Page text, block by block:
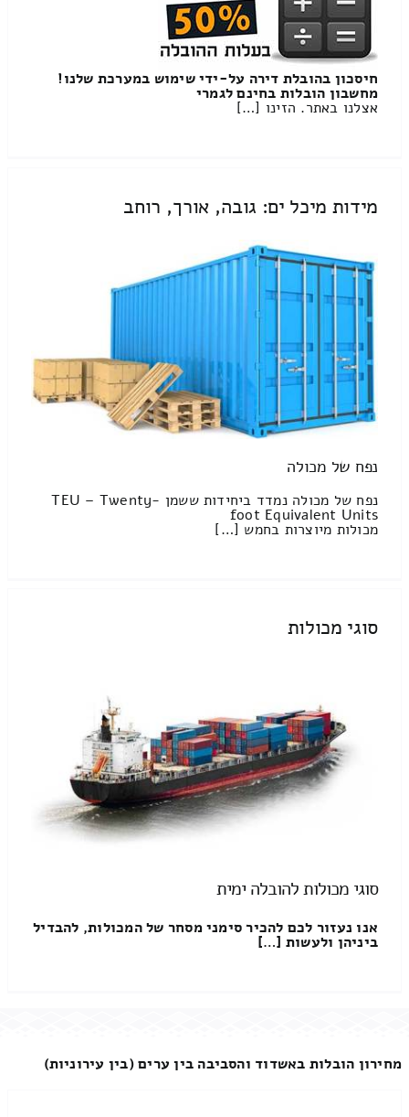
חיסכון בהובלת דירה על-ידי שימוש במערכת שלנו!
מחשבון הובלות בחינם לגמרי
אצלנו באתר. הזינו […]
מידות מיכל ים: גובה, אורך, רוחב
נפח של מכולה
נפח של מכולה נמדד ביחידות ששמן TEU – Twenty-
foot Equivalent Units
מכולות מיוצרות בחמש […]
סוגי מכולות
סוגי מכולות להובלה ימית
אנו נעזור לכם להכיר סימני מסחר של המכולות, להבדיל
ביניהן ולעשות […]
מחירון הובלות באשדוד והסביבה בין ערים (בין עירוניות)